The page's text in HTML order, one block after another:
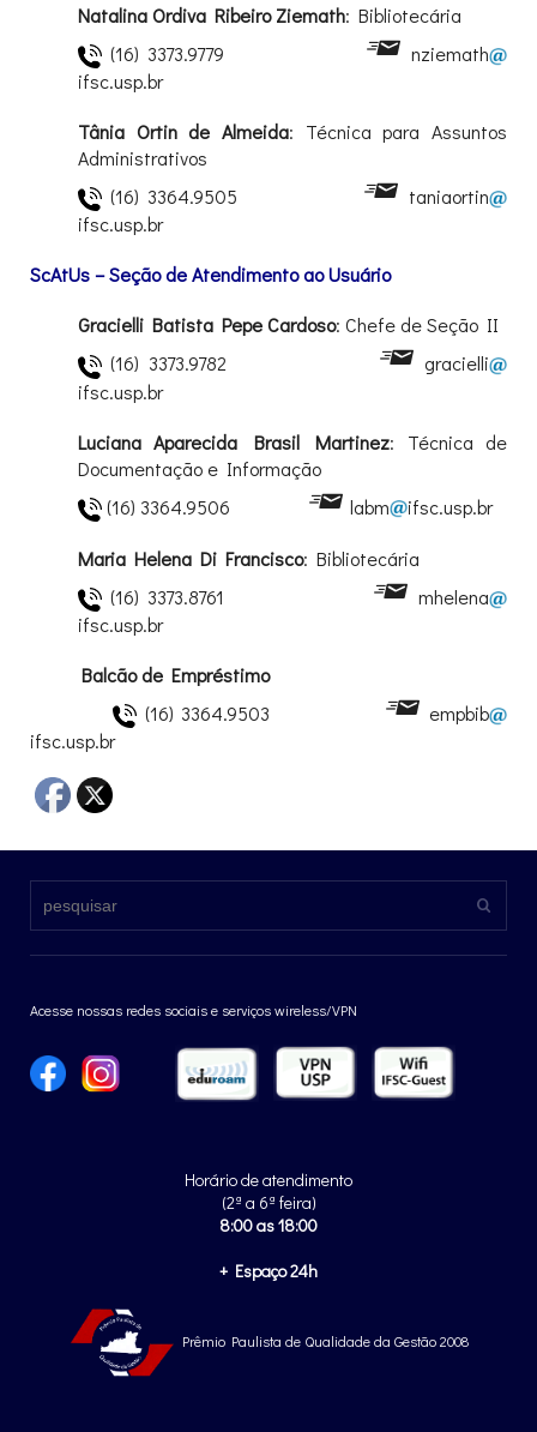
Natalina Ordiva Ribeiro Ziemath: Bibliotecária
(16) 3373.9779
nziemath
ifsc.usp.br
Tânia Ortin de Almeida: Técnica para Assuntos
Administrativos
(16) 3364.9505
taniaortin
ifsc.usp.br
ScAtUs – Seção de Atendimento ao Usuário
Gracielli Batista Pepe Cardoso: Chefe de Seção II
(16) 3373.9782
gracielli
ifsc.usp.br
Luciana Aparecida Brasil Martinez: Técnica de
Documentação e Informação
(16) 3364.9506
labm ifsc.usp.br
Maria Helena Di Francisco: Bibliotecária
(16) 3373.8761
mhelena
ifsc.usp.br
Balcão de Empréstimo
(16) 3364.9503
empbib
ifsc.usp.br
Acesse nossas redes sociais e serviços wireless/VPN
Horário de atendimento
(2ª a 6ª feira)
8:00 as 18:00
+ Espaço 24h
Prêmio Paulista de Qualidade da Gestão 2008